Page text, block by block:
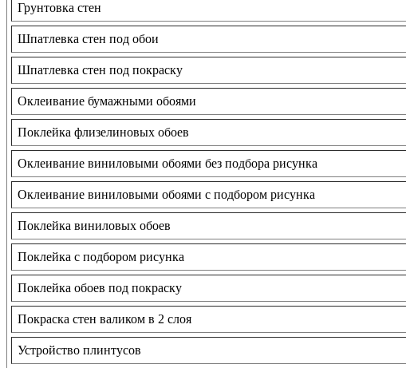
Грунтовка стен
Шпатлевка стен под обои
Шпатлевка стен под покраску
Оклеивание бумажными обоями
Поклейка флизелиновых обоев
Оклеивание виниловыми обоями без подбора рисунка
Оклеивание виниловыми обоями с подбором рисунка
Поклейка виниловых обоев
Поклейка с подбором рисунка
Поклейка обоев под покраску
Покраска стен валиком в 2 слоя
Устройство плинтусов